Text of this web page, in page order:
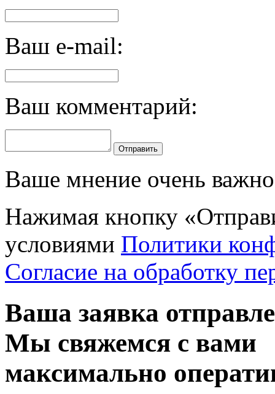
Ваш e-mail:
Ваш комментарий:
Отправить
Ваше мнение очень
Нажимая кнопку
условиями Политики
Согласие на обработку
Ваша заявка
Мы свяжемся с вами
максимально